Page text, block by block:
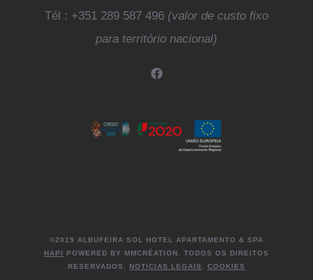
Tél : +351 289 587 496 (valor de custo fixo
para território nacional)
©2019 ALBUFEIRA SOL HOTEL APARTAMENTO & SPA
HAPI POWERED BY MMCRÉATION. TODOS OS DIREITOS
RESERVADOS.NOTICIAS LEGAIS COOKIES